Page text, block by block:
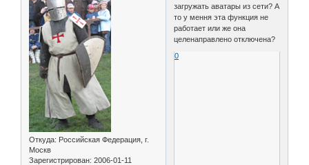
Откуда: Российская Федерация, г.
Москв
Зарегистрирован: 2006-01-11
загружать аватары из сети? А
то у мення эта функция не
работает или же она
целенаправлено отключена?
0